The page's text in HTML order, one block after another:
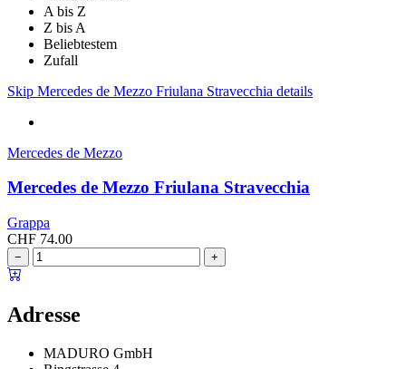
A bis Z
Z bis A
Beliebtestem
Zufall
Skip Mercedes de Mezzo Friulana Stravecchia details
Mercedes de Mezzo
Mercedes de Mezzo Friulana Stravecchia
Grappa
CHF 74.00
− +
Adresse
MADURO GmbH